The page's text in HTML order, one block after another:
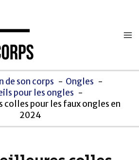
de son corps
Ongles
pour les ongles
colles pour les faux ongles en
2024